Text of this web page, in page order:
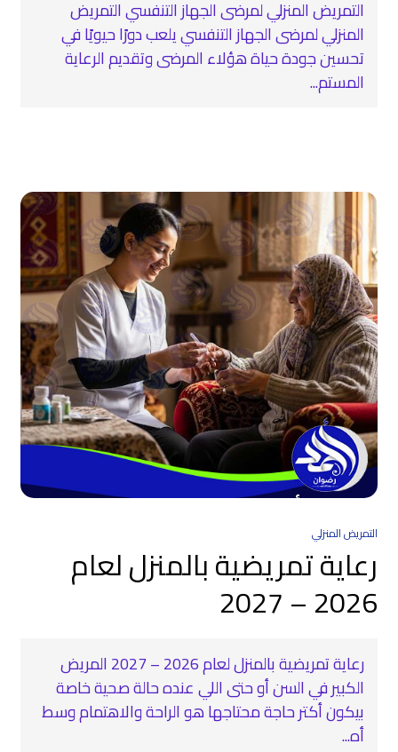
التمريض المنزلي لمرضى الجهاز التنفسي التمريض
المنزلي لمرضى الجهاز التنفسي يلعب دورًا حيويًا في
تحسين جودة حياة هؤلاء المرضى وتقديم الرعاية
المستم...
التمريض المنزلي
رعاية تمريضية بالمنزل لعام
2026 – 2027
رعاية تمريضية بالمنزل لعام 2026 – 2027 المريض
الكبير في السن أو حتى اللي عنده حالة صحية خاصة
بيكون أكتر حاجة محتاجها هو الراحة والاهتمام وسط
أه...